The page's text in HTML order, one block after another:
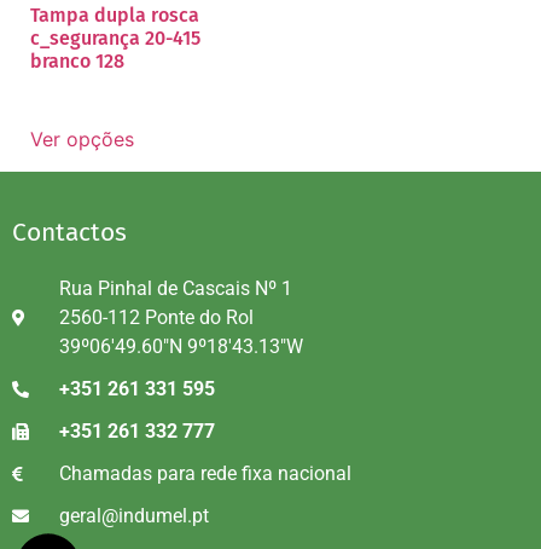
Tampa dupla rosca
c_segurança 20-415
branco 128
Ver opções
Contactos
Rua Pinhal de Cascais Nº 1
2560-112 Ponte do Rol
39º06'49.60"N 9º18'43.13"W
+351 261 331 595
+351 261 332 777
Chamadas para rede fixa nacional
geral@indumel.pt